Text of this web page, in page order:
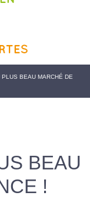
BEAU MARCHÉ DE
BEAU
!